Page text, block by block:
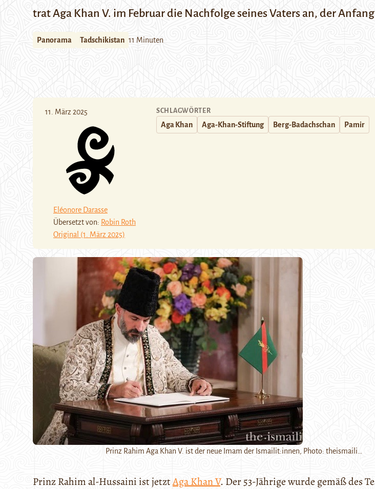
trat Aga Khan V. im Februar die Nachfolge seines Vaters an, der
Panorama Tadschikistan 11 Minuten
11. März 2025
Eléonore Darasse
Übersetzt von: Robin Roth
Original (1. März 2025)
SCHLAGWÖRTER
Aga Khan Aga-Khan-Stiftung Berg-Badachschan Pamir
Prinz Rahim Aga Khan V. ist der neue Imam der Ismailit:innen, Photo: theismaili…
Prinz Rahim al-Hussaini ist jetztAga Khan V. Der 53-Jährige wurde gemäß des